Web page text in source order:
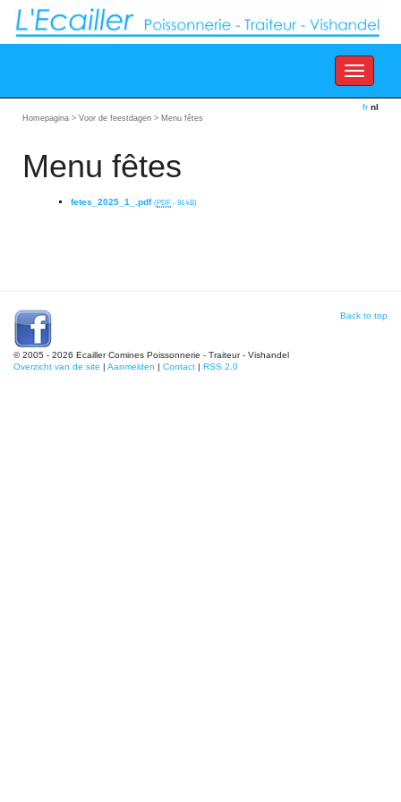
Toggle
navigation
fr nl
Homepagina > Voor de feestdagen > Menu fêtes
Menu fêtes
fetes_2025_1_.pdf (PDF -91 kB)
Back to top
© 2005 - 2026 Ecailler Comines Poissonnerie - Traiteur - Vishandel
Overzicht van de site | Aanmelden | Contact | RSS 2.0